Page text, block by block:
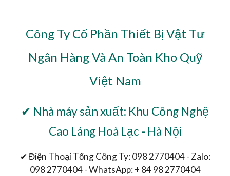
Công Ty Cổ Phần Thiết Bị Vật Tư
Ngân Hàng Và An Toàn Kho Quỹ
Việt Nam
✔ Nhà máy sản xuất: Khu Công Nghệ
Cao Láng Hoà Lạc - Hà Nội
✔ Điện Thoại Tổng Công Ty: 098 2770404 - Zalo:
098 2770404 - WhatsApp: + 84 98 2770404